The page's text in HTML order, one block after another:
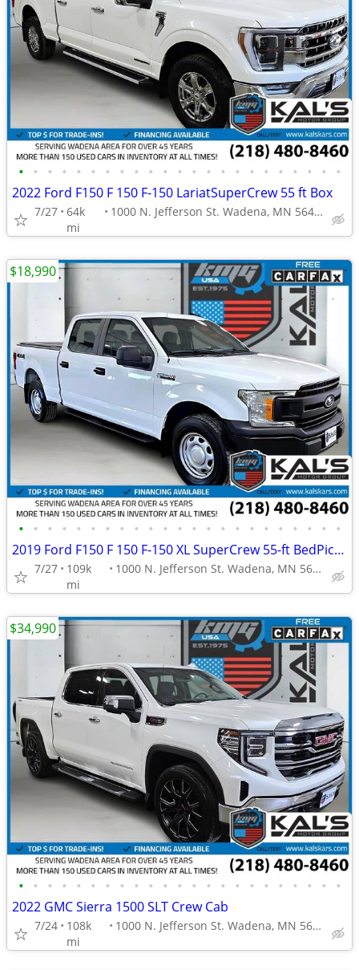
• • • • • • • • • • • • • • • • • • • • • • •
2022 Ford F150 F 150 F-150 LariatSuperCrew 55 ft Box
7/27 64k
mi
1000 N. Jefferson St. Wadena, MN 56482
• • • • • • • • • • • • • • • • • • • • • • •
2019 Ford F150 F 150 F-150 XL SuperCrew 55-ft BedPickup Truck
7/27
109k
mi
1000 N. Jefferson St. Wadena, MN 56482
$18,990
• • • • • • • • • • • • • • • • • • • • • • •
2022 GMC Sierra 1500 SLT Crew Cab
7/24
108k
mi
1000 N. Jefferson St. Wadena, MN 56482
$34,990